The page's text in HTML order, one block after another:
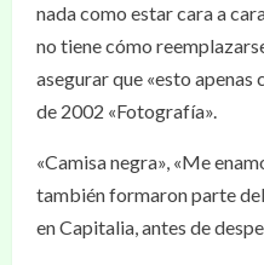
nada como estar cara a
no tiene cómo
asegurar que «esto apenas
de 2002 «Fotografía».
«Camisa negra», «Me
también formaron parte
en Capitalia, antes de